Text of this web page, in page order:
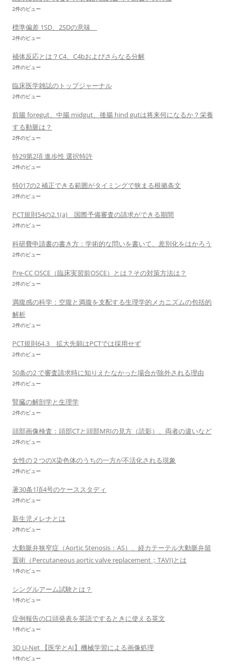
2件のビュー
標準偏差 1SD、2SDの意味
2件のビュー
補体反応とは？C4、C4bおよびさらなる分解
2件のビュー
臨床医学雑誌のトップジャーナル
2件のビュー
前腸 foregut、中腸 midgut、後腸 hind gutは将来何になるか？栄養
する動脈は？
2件のビュー
特29第2項 進歩性 選択特許
2件のビュー
特017の2 補正できる範囲がタイミングで狭まる根拠条文
2件のビュー
PCT規則54の2.1(a) 国際予備審査の請求ができる期間
2件のビュー
科研費申請書の書き方：学術的な問いを書いて、差別化をはかろう
2件のビュー
Pre-CC OSCE（臨床実習前OSCE）とは？その対策方法は？
2件のビュー
満腹感の科学：空腹と満腹を支配する生理学的メカニズムの包括的
解析
2件のビュー
PCT規則64.3 拡大先願はPCTでは採用せず
2件のビュー
50条の2 で審査請求時に知りえたなかった場合が除外される理由
2件のビュー
腎臓の解剖学と生理学
2件のビュー
頭部画像検査：頭部CTと頭部MRIの見方（読影）、両者の違いなど
2件のビュー
女性の２つのX染色体のうちの一方が不活化される現象
2件のビュー
著30条1項4号のケーススタディ
2件のビュー
新生児メレナとは
2件のビュー
大動脈弁狭窄症（Aortic Stenosis：AS）、経カテーテル大動脈弁留
置術（Percutaneous aortic valve replacement；TAVI)とは
1件のビュー
シングルアーム試験とは？
1件のビュー
症例報告の口頭発表を英語でするときに使える英文
1件のビュー
3D U-Net 【医学とAI】機械学習による画像処理
1件のビュー